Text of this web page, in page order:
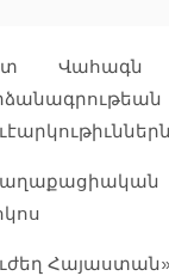
Վահագն
Հայաստան»